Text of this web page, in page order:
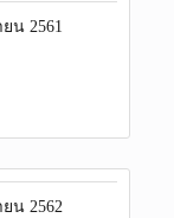
ยน 2561
ยน 2562